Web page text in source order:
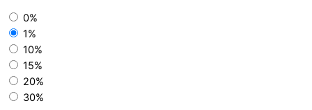
0%
1%
10%
15%
20%
30%